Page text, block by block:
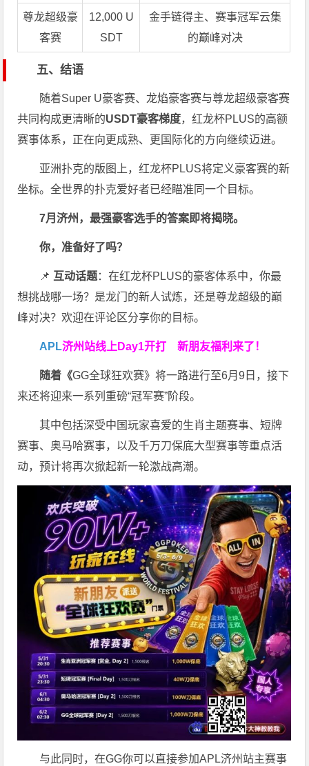
尊龙超级豪
客赛
12,000 U
SDT
金手链得主、赛事冠军云集
的巅峰对决
五、结语
随着Super U豪客赛、龙焰豪客赛与尊龙超级豪客赛
共同构成更清晰的USDT豪客梯度，红龙杯PLUS的高额
赛事体系，正在向更成熟、更国际化的方向继续迈进。
亚洲扑克的版图上，红龙杯PLUS将定义豪客赛的新
坐标。全世界的扑克爱好者已经瞄准同一个目标。
7月济州，最强豪客选手的答案即将揭晓。
你，准备好了吗？
📌 互动话题：在红龙杯PLUS的豪客体系中，你最
想挑战哪一场？是龙门的新人试炼，还是尊龙超级的巅
峰对决？欢迎在评论区分享你的目标。
APL济州站线上Day1开打新朋友福利来了！
随着《GG全球狂欢赛》将一路进行至6月9日，接下
来还将迎来一系列重磅“冠军赛”阶段。
其中包括深受中国玩家喜爱的生肖主题赛事、短牌
赛事、奥马哈赛事，以及千万刀保底大型赛事等重点活
动，预计将再次掀起新一轮激战高潮。
与此同时，在GG你可以直接参加APL济州站主赛事